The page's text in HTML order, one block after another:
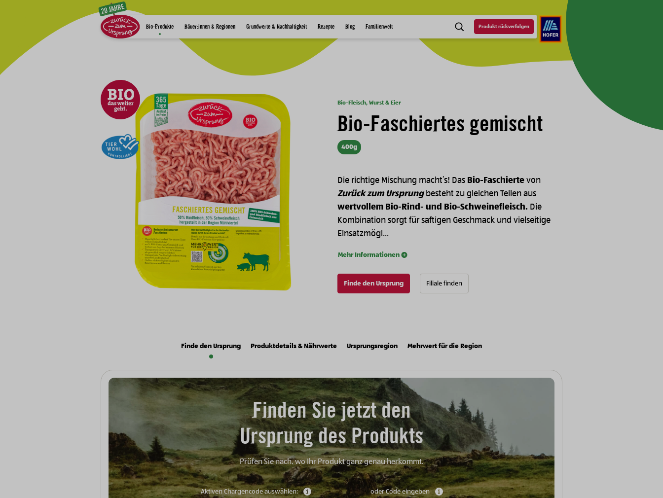
SUCHEProdukt rückverfolgen
Bio-Produkte Bäuer:innen & Regionen Grundwerte & Nachhaltigkeit Rezepte Blog Familienwelt
Bio-Fleisch, Wurst & Eier
Bio-Faschiertes gemischt
400g
Die richtige Mischung macht’s! Das Bio-Faschierte von
Zurück zum Ursprung besteht zu gleichen Teilen aus
wertvollem Bio-Rind- und Bio-Schweinefleisch. Die
Kombination sorgt für saftigen Geschmack und vielseitige
Einsatzmögl...
Mehr Informationen
Finde den Ursprung Filiale finden
Finde den Ursprung Produktdetails & Nährwerte Ursprungsregion Mehrwert für die Region
Finden Sie jetzt den
Ursprung des Produkts
Prüfen Sie nach, wo Ihr Produkt ganz genau herkommt.
Aktiven Chargencode auswählen: Weitere Informationen anzeigen
oder Code eingeben Weitere Informationen anzeigen